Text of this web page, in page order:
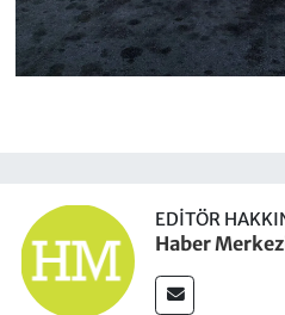
EDITÖR
Haber